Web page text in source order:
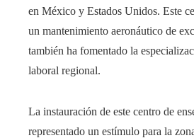
en México y Estados Unidos. Este
un mantenimiento aeronáutico de
también ha fomentado la
laboral regional.
La instauración de este centro de
representado un estímulo para la